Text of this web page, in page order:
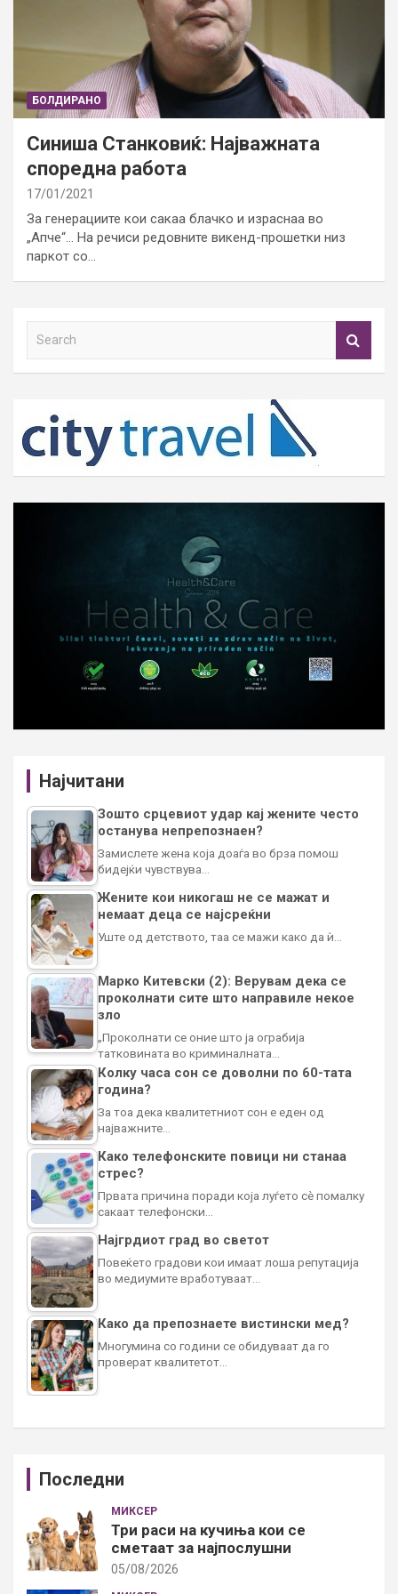
БОЛДИРАНО
Синиша Станковиќ: Најважната
споредна работа
17/01/2021
За генерациите кои сакаа блачко и израснаа во
„Апче“… На речиси редовните викенд-прошетки низ
паркот со…
h
Најчитани
Зошто срцевиот удар кај жените често
останува непрепознаен?
Замислете жена која доаѓа во брза помош
бидејќи чувствува…
Жените кои никогаш не се мажат и
немаат деца се најсреќни
Уште од детството, таа се мажи како да ѝ…
Марко Китевски (2): Верувам дека се
проколнати сите што направиле некое
зло
„Проколнати се оние што ја ограбија
татковината во криминалната…
Колку часа сон се доволни по 60-тата
година?
За тоа дека квалитетниот сон е еден од
најважните…
Како телефонските повици ни станаа
стрес?
Првата причина поради која луѓето сè помалку
сакаат телефонски…
Најгрдиот град во светот
Повеќето градови кои имаат лоша репутација
во медиумите вработуваат…
Како да препознаете вистински мед?
Многумина со години се обидуваат да го
проверат квалитетот…
Последни
МИКСЕР
Три раси на кучиња кои се
сметаат за најпослушни
05/08/2026